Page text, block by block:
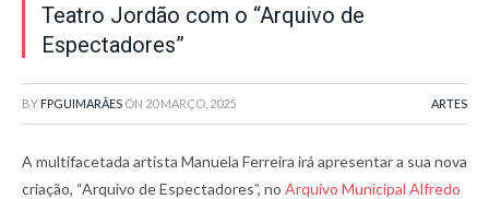
Teatro Jordão com o “Arquivo de
Espectadores”
BY FPGUIMARÃES ON 20 MARÇO, 2025 ARTES
A multifacetada artista Manuela Ferreira irá apresentar a sua nova
criação, “Arquivo de Espectadores”, no Arquivo Municipal Alfredo